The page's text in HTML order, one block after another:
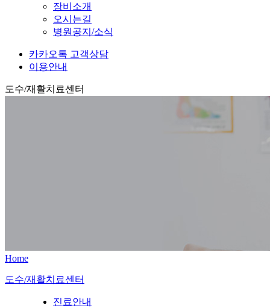
장비소개
오시는길
병원공지/소식
카카오톡 고객상담
이용안내
도수/재활치료센터
Home
도수/재활치료센터
진료안내